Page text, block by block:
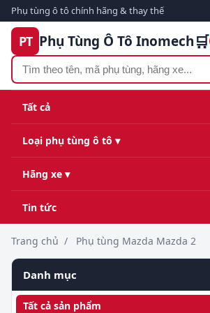
Phụ tùng ô tô chính hãng & thay thế
PT Phụ Tùng Ô Tô Inomech🛒
Tất cả
Loại phụ tùng ô tô ▾
Hãng xe ▾
Tin tức
Trang chủ / Phụ tùng Mazda Mazda 2
Danh mục
Tất cả sản phẩm